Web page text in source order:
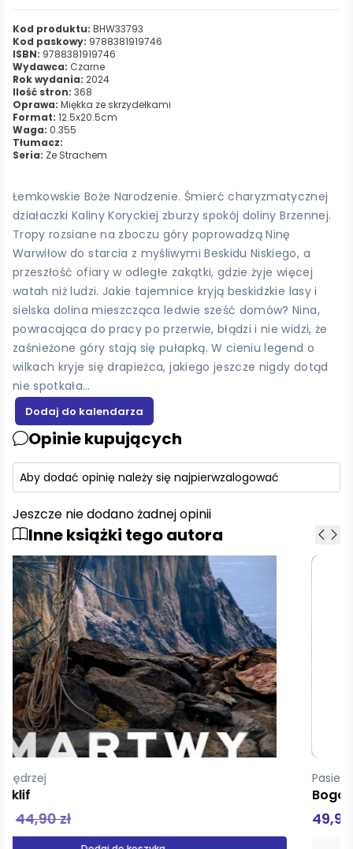
Kod produktu: BHW33793
Kod paskowy: 9788381919746
ISBN: 9788381919746
Wydawca: Czarne
Rok wydania: 2024
Ilość stron: 368
Oprawa: Miękka ze skrzydełkami
Format: 12.5x20.5cm
Waga: 0.355
Tłumacz:
Seria: Ze Strachem
Łemkowskie Boże Narodzenie. Śmierć charyzmatycznej
działaczki Kaliny Koryckiej zburzy spokój doliny Brzennej.
Tropy rozsiane na zboczu góry poprowadzą Ninę
Warwiłow do starcia z myśliwymi Beskidu Niskiego, a
przeszłość ofiary w odległe zakątki, gdzie żyje więcej
watah niż ludzi. Jakie tajemnice kryją beskidzkie lasy i
sielska dolina mieszcząca ledwie sześć domów? Nina,
powracająca do pracy po przerwie, błądzi i nie widzi, że
zaśnieżone góry stają się pułapką. W cieniu legend o
wilkach kryje się drapieżca, jakiego jeszcze nigdy dotąd
nie spotkała…
Opinie kupujących
Aby dodać opinię należy się najpierwzalogować
Jeszcze nie dodano żadnej opinii
Inne książki tego autora
Pasierski Jędrzej
Bogowie małego morza
49,90 zł